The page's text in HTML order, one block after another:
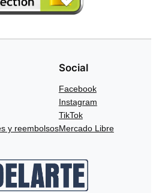
y reembolsos
Social
Facebook
Instagram
TikTok
Mercado Libre